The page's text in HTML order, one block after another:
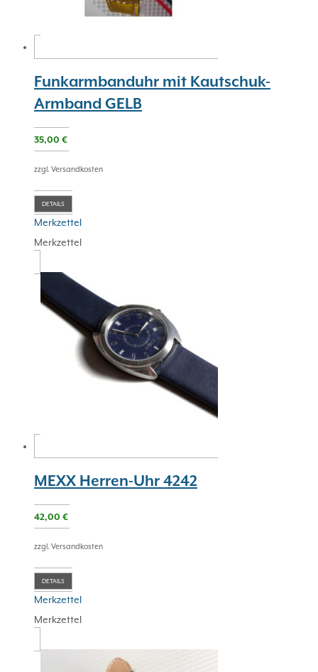
Funkarmbanduhr mit Kautschuk-
Armband GELB
35,00 €
zzgl. Versandkosten
DETAILS
Merkzettel
Merkzettel
MEXX Herren-Uhr 4242
42,00 €
zzgl. Versandkosten
DETAILS
Merkzettel
Merkzettel